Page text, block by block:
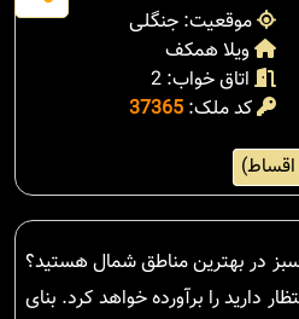
موقعیت: جنگلی
ویلا همکف
اتاق خواب: 2
کد ملک: 37365
در بهترین مناطق شمال هستید؟
دارید را برآورده خواهد کرد. بنای